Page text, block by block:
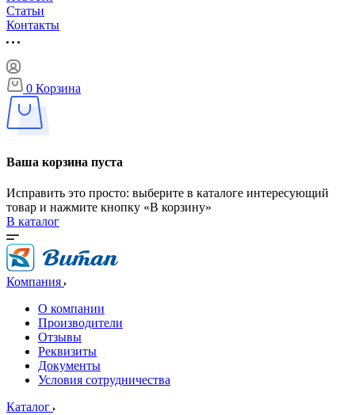
Статьи
Контакты
0 Корзина
Ваша корзина пуста
Исправить это просто: выберите в каталоге интересующий
товар и нажмите кнопку «В корзину»
В каталог
Компания
О компании
Производители
Отзывы
Реквизиты
Документы
Условия сотрудничества
Каталог